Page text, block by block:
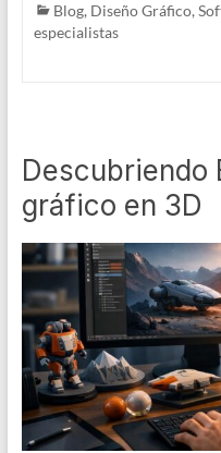
Blog, Diseño Gráfico,
especialistas
Descubriendo
gráfico en 3D